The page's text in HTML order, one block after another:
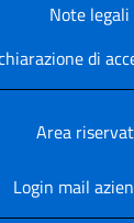
Note legali
di
Area
Login mail